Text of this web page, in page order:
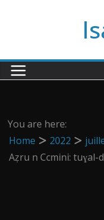
You are here:
Home
2022
Aẓru n Ccmini: tuɣal-